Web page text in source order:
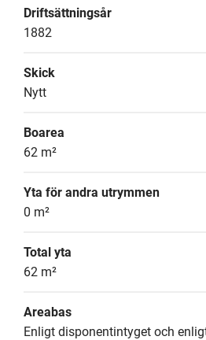
Driftsättningsår
1882
Skick
Nytt
Boarea
62 m²
Yta för andra utrymmen
0 m²
Total yta
62 m²
Areabas
Enligt disponentintyget och